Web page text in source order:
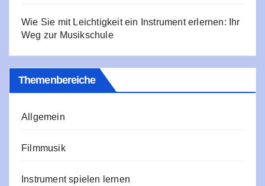
Wie Sie mit Leichtigkeit ein Instrument erlernen: Ihr
Weg zur Musikschule
Themenbereiche
Allgemein
Filmmusik
Instrument spielen lernen